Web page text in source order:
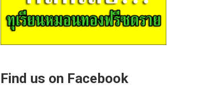
Find us on Facebook